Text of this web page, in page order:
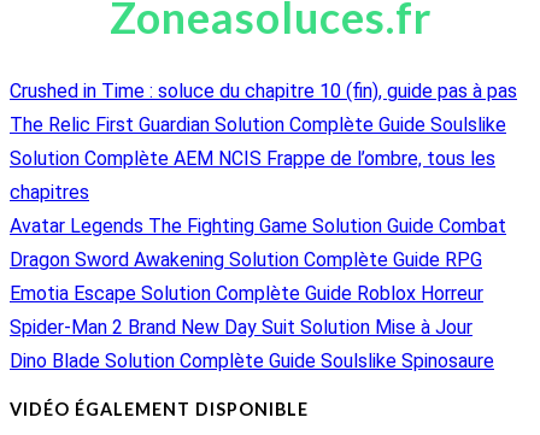
Zoneasoluces.fr
Crushed in Time : soluce du chapitre 10 (fin), guide pas à pas
The Relic First Guardian Solution Complète Guide Soulslike
Solution Complète AEM NCIS Frappe de l’ombre, tous les
chapitres
Avatar Legends The Fighting Game Solution Guide Combat
Dragon Sword Awakening Solution Complète Guide RPG
Emotia Escape Solution Complète Guide Roblox Horreur
Spider-Man 2 Brand New Day Suit Solution Mise à Jour
Dino Blade Solution Complète Guide Soulslike Spinosaure
VIDÉO ÉGALEMENT DISPONIBLE